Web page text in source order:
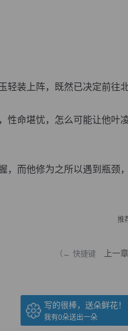
装上阵，既然已决定前往
命堪忧，怎么可能让他叶
而他修为之所以遇到瓶颈
推
（← 快捷键 上一章
写的很棒，送朵鲜花！
我有0朵送出一朵